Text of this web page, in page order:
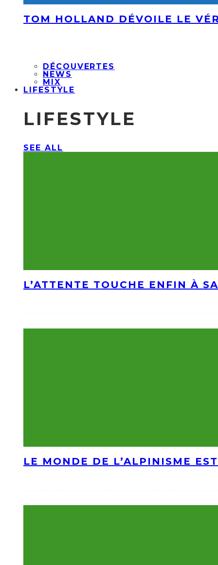
TOM HOLLAND DÉVOILE LE
DÉCOUVERTES
NEWS
MIX
LIFESTYLE
LIFESTYLE
SEE ALL
L’ATTENTE TOUCHE ENFIN À
LE MONDE DE L’ALPINISME